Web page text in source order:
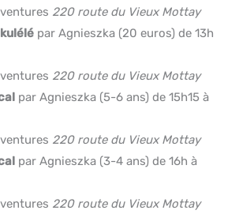
220 route du Vieux Mottay
par Agnieszka (20 euros) de 13h
220 route du Vieux Mottay
par Agnieszka (5-6 ans) de 15h15 à
220 route du Vieux Mottay
par Agnieszka (3-4 ans) de 16h à
220 route du Vieux Mottay